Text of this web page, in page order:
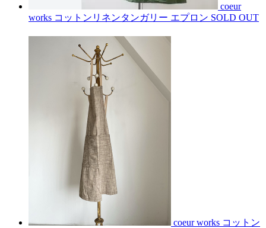
coeur
works コットンリネンタンガリー エプロン SOLD OUT
coeur works コットン